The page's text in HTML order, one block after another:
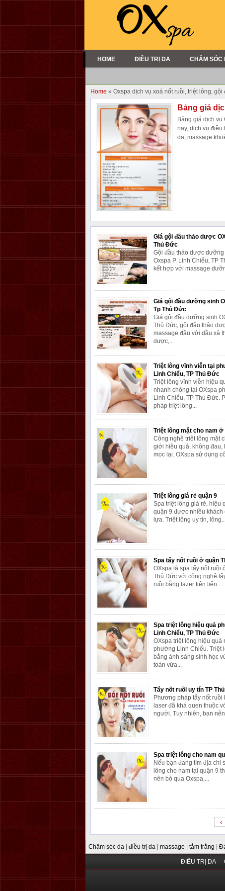
HOME ĐIỀU TRỊ DA CHĂM SÓC
Home » Oxspa dịch vụ xoá nốt ruồi, triệt lông,
Bảng giá
Bảng giá dịch
nay, dịch vụ điều
da, massage
Giá gội đầu thảo dược
Thủ Đức
Gội đầu thảo dược dưỡng
Oxspa P. Linh Chiểu, TP
kết hợp với massage
Giá gội đầu dưỡng sinh
Tp Thủ Đức
Giá gội đầu dưỡng sinh
Thủ Đức, gội đầu thảo
massage đầu với dầu xả
dược,...
Triệt lông vĩnh viễn tại
Linh Chiểu, TP Thủ Đức
Triệt lông vĩnh viễn hiệu
nhanh chóng tại OXspa
Linh Chiểu, TP Thủ Đức.
pháp triệt lông...
Triệt lông mặt cho nam ở
Công nghệ triệt lông mặt
giới hiệu quả, không đau,
mọc lại. OXspa sử dụng
Triệt lông giá rẻ quận 9
Spa triệt lông giá rẻ, hiệu
quận 9 được nhiều khách
lựa. Triệt lông uy tín, lông...
Spa tẩy nốt ruồi ở quận
OXspa là spa tẩy nốt ruồi
Thủ Đức với công nghệ
ruồi bằng lazer tiên tiến....
Spa triệt lông hiệu quả
Linh Chiểu, TP Thủ Đức
OXspa triệt lông hiệu quả
phường Linh Chiểu. Triệt
bằng ánh sáng sinh học
toàn vừa...
Tẩy nốt ruồi uy tín TP
Phương pháp tẩy nốt ruồi
laser đã khá quen thuộc
người. Tuy nhiên, bạn
Spa triệt lông cho nam
Nếu bạn đang tìm địa chỉ
lông cho nam tại quận 9
nên bỏ qua Oxspa,...
‹
Chăm sóc da điều trị da massage tắm trắng
ĐIỀU TRỊ DA